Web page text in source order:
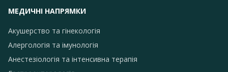
МЕДИЧНІ НАПРЯМКИ
Акушерство та гінекологія
Алергологія та імунологія
Анестезіологія та інтенсивна терапія